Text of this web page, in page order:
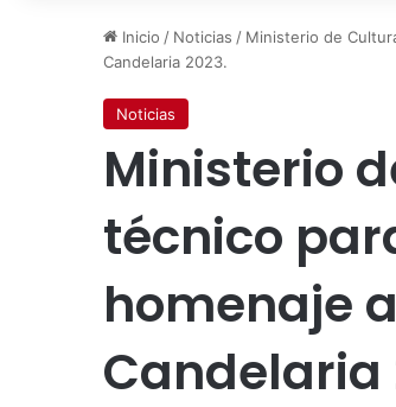
Inicio / Noticias / Ministerio de
Candelaria 2023.
Noticias
Ministerio
técnico
homenaje
Candelaria